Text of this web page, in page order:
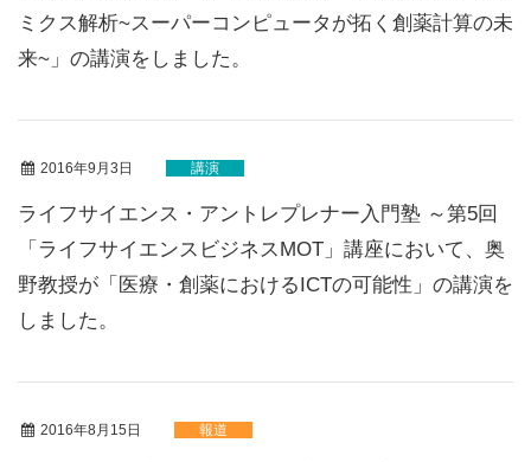
ミクス解析~スーパーコンピュータが拓く創薬計算の未
来~」の講演をしました。
2016年9月3日 講演
ライフサイエンス・アントレプレナー入門塾 ～第5回
「ライフサイエンスビジネスMOT」講座において、奥
野教授が「医療・創薬におけるICTの可能性」の講演を
しました。
2016年8月15日 報道